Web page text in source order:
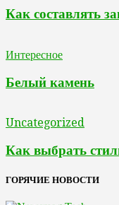
Как составлять
Интересное
Белый камень
Uncategorized
Как выбрать
ГОРЯЧИЕ НОВОСТИ